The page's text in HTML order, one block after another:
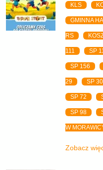
KLS
GMINNA
RS
111 SP
SP 156
29 SP 30
SP 72
SP 98
W
Zobacz